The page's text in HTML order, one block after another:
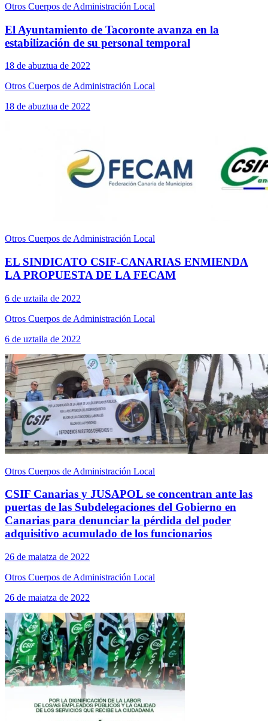
Otros Cuerpos de Administración Local
El Ayuntamiento de Tacoronte avanza en la
estabilización de su personal temporal
18 de abuztua de 2022
Otros Cuerpos de Administración Local
18 de abuztua de 2022
Otros Cuerpos de Administración Local
EL SINDICATO CSIF-CANARIAS ENMIENDA
LA PROPUESTA DE LA FECAM
6 de uztaila de 2022
Otros Cuerpos de Administración Local
6 de uztaila de 2022
Otros Cuerpos de Administración Local
CSIF Canarias y JUSAPOL se concentran ante las
puertas de las Subdelegaciones del Gobierno en
Canarias para denunciar la pérdida del poder
adquisitivo acumulado de los funcionarios
26 de maiatza de 2022
Otros Cuerpos de Administración Local
26 de maiatza de 2022